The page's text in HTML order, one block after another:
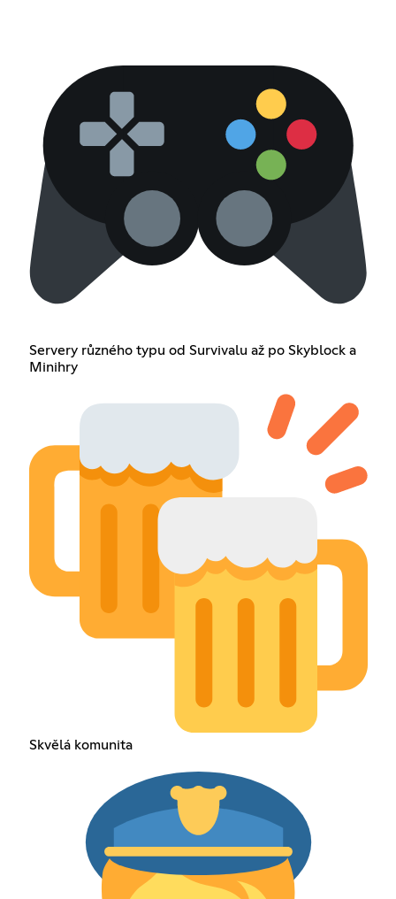
Servery různého typu od Survivalu až po Skyblock a
Minihry
Skvělá komunita